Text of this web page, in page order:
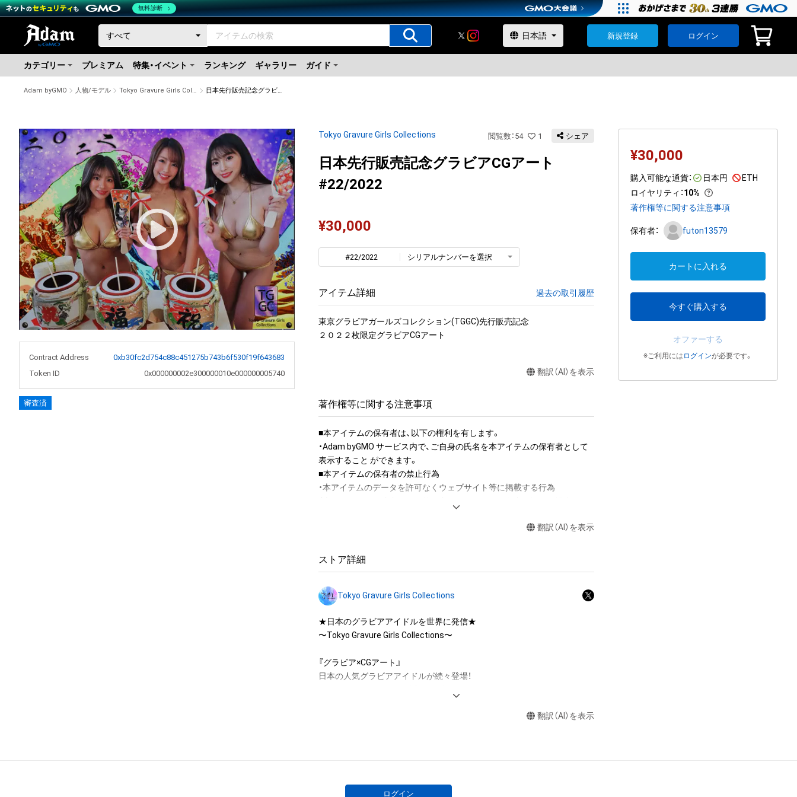
新規登録 ログイン
カテゴリー プレミアム 特集・イベント ランキング ギャラリー ガイド
Adam byGMO 人物/モデル Tokyo Gravure Girls Collections 日本先行販売記念グラビアCGアート
Contract Address
0xb30fc2d754c88c451275b743b6f530f19f643683
Token ID
0x000000002e300000010e000000005740
審査済
Tokyo Gravure Girls Collections 閲覧数 ： 54 1 シェア
日本先行販売記念グラビアCGアート
#22/2022
¥30,000
#22/2022 シリアルナンバーを選択
アイテム詳細 過去の取引履歴
東京グラビアガールズコレクション(TGGC)先行販売記念
２０２２枚限定グラビアCGアート
翻訳（AI）を表示
著作権等に関する注意事項
■本アイテムの保有者は、以下の権利を有します。
・Adam byGMO サービス内で、ご自身の氏名を本アイテムの保有者として
表示すること ができます。
■本アイテムの保有者の禁止行為
・本アイテムのデータを許可なくウェブサイト等に掲載する行為
用またはその恐れのある利用など、作成者が不適切であると判断した場合、
・本アイテムの購入、売却および利用に関して、購入者、売却者、保有者、そ
の他第三者が損害を被った場合、その損害がいかなる原因で発生したもの
の法的責任も負わないものとします。
【このアイテムに関するお問い合わせ先】
翻訳（AI）を表示
ストア詳細
Tokyo Gravure Girls Collections
★日本のグラビアアイドルを世界に発信★
〜Tokyo Gravure Girls Collections〜
『グラビア×CGアート』
日本の人気グラビアアイドルが続々登場！
翻訳（AI）を表示
¥30,000
購入可能な通貨： 日本円
ETH
ロイヤリティ ：10%
著作権等に関する注意事項
保有者： futon13579
カートに入れる
今すぐ購入する
オファーする
※ご利用には ログインが必要です。
ログイン
無料診断